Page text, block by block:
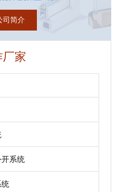
司简介
家
系统